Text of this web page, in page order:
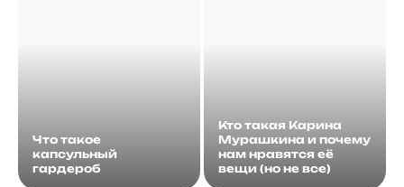
Что такое
капсульный
гардероб
Кто такая Карина
Мурашкина и почему
нам нравятся её
вещи (но не все)